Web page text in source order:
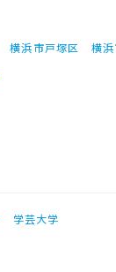
横浜市戸塚区
横
学芸大学